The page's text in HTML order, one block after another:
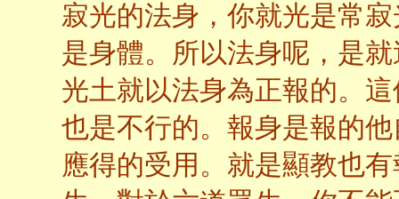
寂光的法身，你就光是常
是身體。所以法身呢，是
光土就以法身為正報的。
也是不行的。報身是報的
應得的受用。就是顯教也